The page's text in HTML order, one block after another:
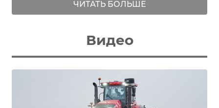
ЧИТАТЬ БОЛЬШЕ
Видео